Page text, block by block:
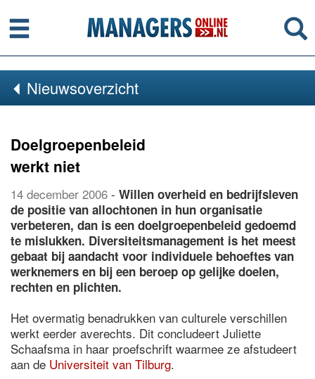
Menu
Nieuwsoverzicht
Doelgroepenbeleid
werkt niet
14 december 2006 - Willen overheid en bedrijfsleven
de positie van allochtonen in hun organisatie
verbeteren, dan is een doelgroepenbeleid gedoemd
te mislukken. Diversiteitsmanagement is het meest
gebaat bij aandacht voor individuele behoeftes van
werknemers en bij een beroep op gelijke doelen,
rechten en plichten.
Het overmatig benadrukken van culturele verschillen
werkt eerder averechts. Dit concludeert Juliette
Schaafsma in haar proefschrift waarmee ze afstudeert
aan de Universiteit van Tilburg.